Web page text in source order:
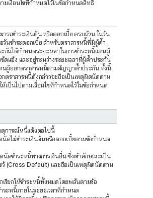
มเงื่อนไขที่กำหนดไว้ในข้อกำหนดสิทธิ
ารถชำระเงินต้น หรือดอกเบี้ย ครบถ้วน ในวัน
วันชำระดอกเบี้ย สำหรับตราสารหนี้ที่มีผู้ค้ำ
นได้กำหนดระยะเวลาในการชำระหนี้แทนผู้
ดแจ้ง และอยู่ระหว่างระยะเวลาที่ผู้ค้ำประกัน
นผู้ออกตราสารหนี้ตามสัญญาค้ำประกัน ทั้งนี้
กตราสารหนี้ดังกล่าวจะถือเป็นเหตุผิดนัดตาม
เป็นไปตามเงื่อนไขที่กำหนดไว้ในข้อกำหนด
ตุการณ์หนึ่งดังต่อไปนี้
นัดไม่ชำระเงินต้นหรือดอกเบี้ยตามข้อกำหนด
นัดชำระหนี้ทางการเงินอื่น ซึ่งเข้าลักษณะเป็น
ว้ (Cross Default) และถือเป็นเหตุผิดนัดตาม
เรียกให้ชำระหนี้ทั้งหมดโดยพลันตามข้อ
ะหนี้ภายในระยะเวลาที่กำหนด